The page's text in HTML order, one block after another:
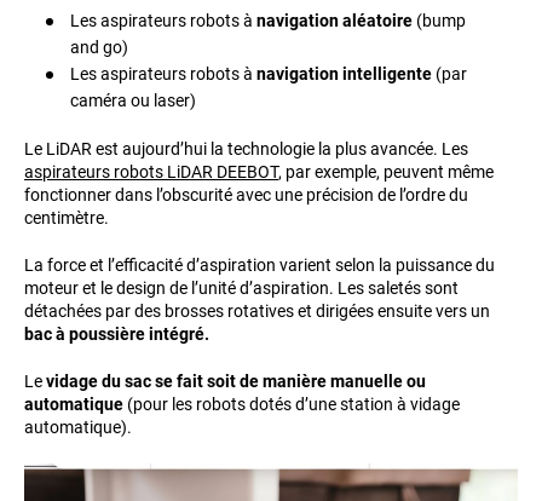
Les aspirateurs robots à navigation aléatoire (bump
and go)
Les aspirateurs robots à navigation intelligente (par
caméra ou laser)
Le LiDAR est aujourd’hui la technologie la plus avancée. Les
aspirateurs robots LiDAR DEEBOT, par exemple, peuvent même
fonctionner dans l’obscurité avec une précision de l’ordre du
centimètre.
La force et l’efficacité d’aspiration varient selon la puissance du
moteur et le design de l’unité d’aspiration. Les saletés sont
détachées par des brosses rotatives et dirigées ensuite vers un
bac à poussière intégré.
Levidage du sac se fait soit de manière manuelle ou
automatique (pour les robots dotés d’une station à vidage
automatique).